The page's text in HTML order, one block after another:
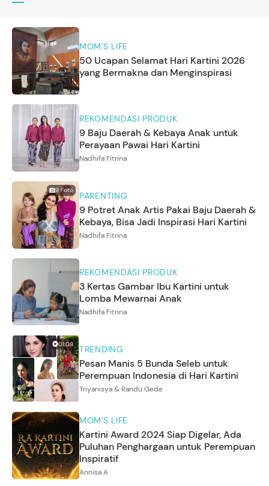
MOM'S LIFE
50 Ucapan Selamat Hari Kartini 2026
yang Bermakna dan Menginspirasi
REKOMENDASI PRODUK
9 Baju Daerah & Kebaya Anak untuk
Perayaan Pawai Hari Kartini
Nadhifa Fitrina
9Foto PARENTING
9 Potret Anak Artis Pakai Baju Daerah &
Kebaya, Bisa Jadi Inspirasi Hari Kartini
Nadhifa Fitrina
REKOMENDASI PRODUK
3 Kertas Gambar Ibu Kartini untuk
Lomba Mewarnai Anak
Nadhifa Fitrina
01:08 TRENDING
Pesan Manis 5 Bunda Seleb untuk
Perempuan Indonesia di Hari Kartini
Triyanisya & Randu Gede
MOM'S LIFE
Kartini Award 2024 Siap Digelar, Ada
Puluhan Penghargaan untuk Perempuan
Inspiratif
Annisa A